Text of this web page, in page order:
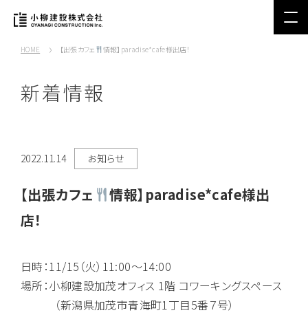
HOME 【出張カフェ 情報】paradise*cafe様出店！
新着情報
2022.11.14 お知らせ
【出張カフェ
情報】paradise*cafe様出
店！
日時：11/15（火）11:00～14:00
場所：小柳建設加茂オフィス 1階 コワーキングスペース
（新潟県加茂市青海町1丁目5番７号）